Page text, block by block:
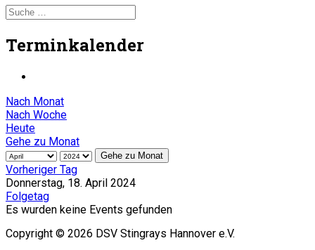
Terminkalender
Nach Monat
Nach Woche
Heute
Gehe zu Monat
Gehe zu Monat
Vorheriger Tag
Donnerstag, 18. April 2024
Folgetag
Es wurden keine Events gefunden
Copyright © 2026 DSV Stingrays Hannover e.V.